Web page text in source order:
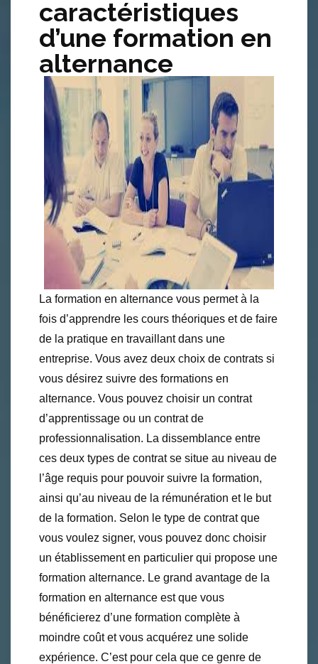
caractéristiques
d’une formation en
alternance
La formation en alternance vous permet à la
fois d’apprendre les cours théoriques et de faire
de la pratique en travaillant dans une
entreprise. Vous avez deux choix de contrats si
vous désirez suivre des formations en
alternance. Vous pouvez choisir un contrat
d’apprentissage ou un contrat de
professionnalisation. La dissemblance entre
ces deux types de contrat se situe au niveau de
l’âge requis pour pouvoir suivre la formation,
ainsi qu’au niveau de la rémunération et le but
de la formation. Selon le type de contrat que
vous voulez signer, vous pouvez donc choisir
un établissement en particulier qui propose une
formation alternance. Le grand avantage de la
formation en alternance est que vous
bénéficierez d’une formation complète à
moindre coût et vous acquérez une solide
expérience. C’est pour cela que ce genre de